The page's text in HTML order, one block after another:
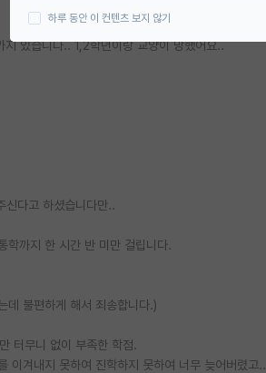
있습니다.. 1,2학년이랑 교양이 망했어요..
신다고 하셨습니다만..
학까지 한 시간 반 미만 걸립니다.
데 불편하게 해서 죄송합니다.)
터무니 없이 부족한 학점.
이겨내지 못하여 진학하지 못하여 너무 늦어버렸고..
하루 동안 이 컨텐츠 보지 않기